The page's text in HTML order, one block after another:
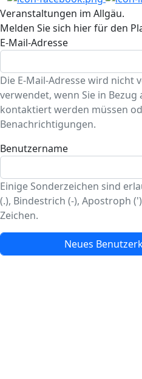
Veranstaltungen im Allgäu.
Melden Sie sich hier für den
E-Mail-Adresse
Die E-Mail-Adresse wird nicht
verwendet, wenn Sie in
kontaktiert werden müssen
Benachrichtigungen.
Benutzername
Einige Sonderzeichen sind
(.), Bindestrich (-), Apostroph
Zeichen.